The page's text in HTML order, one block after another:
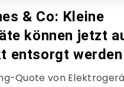
& Co: Kleine
können jetzt
entsorgt werden
Quote von